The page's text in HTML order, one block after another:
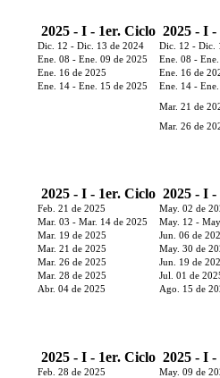
2025 - I - 1er. Ciclo 2025 - I
Dic. 12 - Dic. 13 de 2024 Dic. 12 - Dic.
Ene. 08 - Ene. 09 de 2025 Ene. 08 -
Ene. 16 de 2025 Ene. 16 de
Ene. 14 - Ene. 15 de 2025 Ene. 14 -
Mar. 21 de
Mar. 26 de
2025 - I - 1er. Ciclo 2025 - I
Feb. 21 de 2025 May. 02 de
Mar. 03 - Mar. 14 de 2025 May. 12 -
Mar. 19 de 2025 Jun. 06 de
Mar. 21 de 2025 May. 30 de
Mar. 26 de 2025 Jun. 19 de
Mar. 28 de 2025 Jul. 01 de
Abr. 04 de 2025 Ago. 15 de
2025 - I - 1er. Ciclo 2025 - I
Feb. 28 de 2025 May. 09 de